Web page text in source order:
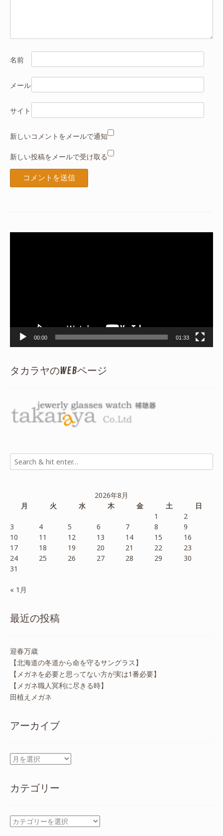
名前
メール
サイト
新しいコメントをメールで通知
新しい投稿をメールで受け取る
00:00 01:33
タカラヤのWEBページ
2026年8月
月
火 水 木 金 土
日
1
2
3
4 5 6 7 8
9
10
11 12 13 14 15
16
17
18 19 20 21 22
23
24
25 26 27 28 29
30
31
« 1月
最近の投稿
迎春万歳
【北海道の冬道から命を守るサングラス】
【メガネを必要と思ってない方が実は1番必要】
【メガネ職人冥利に尽きる時】
田植えメガネ
アーカイブ
ア
イ
カテゴリー
カ